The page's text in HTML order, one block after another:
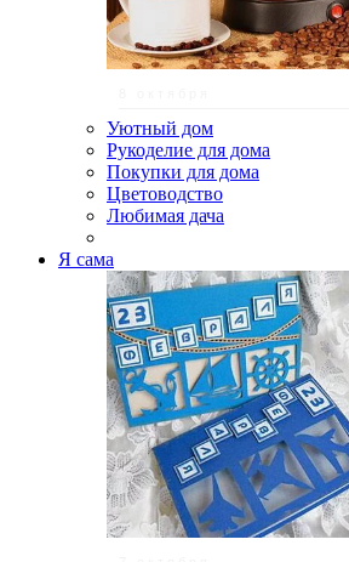
Уютный дом
Рукоделие для дома
Покупки для дома
Цветоводство
Любимая дача
Я сама